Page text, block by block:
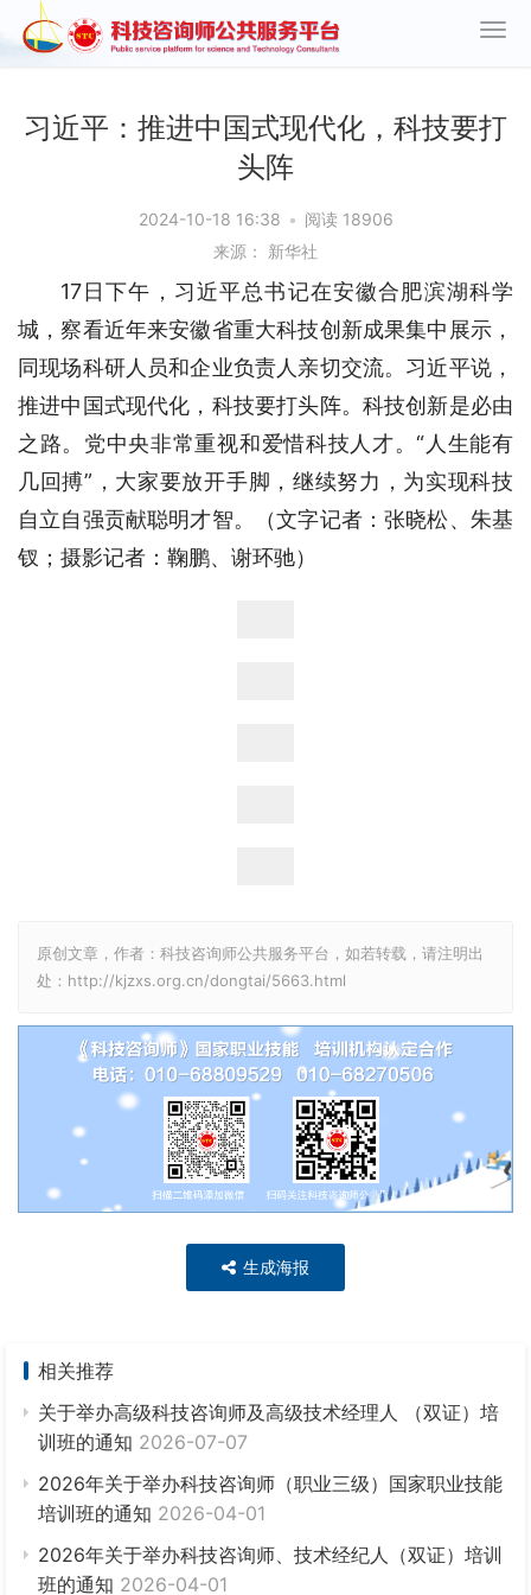
习近平：推进中国式现代化，科技要打
头阵
2024-10-18 16:38 • 阅读 18906
来源： 新华社
17日下午，习近平总书记在安徽合肥滨湖科学
城，察看近年来安徽省重大科技创新成果集中展示，
同现场科研人员和企业负责人亲切交流。习近平说，
推进中国式现代化，科技要打头阵。科技创新是必由
之路。党中央非常重视和爱惜科技人才。“人生能有
几回搏”，大家要放开手脚，继续努力，为实现科技
自立自强贡献聪明才智。（文字记者：张晓松、朱基
钗；摄影记者：鞠鹏、谢环驰）
原创文章，作者：科技咨询师公共服务平台，如若转载，请注明出
处：http://kjzxs.org.cn/dongtai/5663.html
生成海报
相关推荐
关于举办高级科技咨询师及高级技术经理人 （双证）培
训班的通知 2026-07-07
2026年关于举办科技咨询师（职业三级）国家职业技能
培训班的通知 2026-04-01
2026年关于举办科技咨询师、技术经纪人（双证）培训
班的通知 2026-04-01